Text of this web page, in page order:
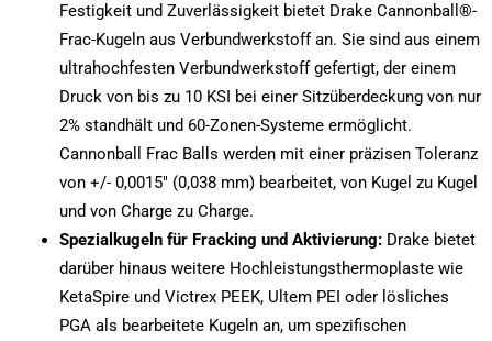
Festigkeit und Zuverlässigkeit bietet Drake Cannonball®-
Frac-Kugeln aus Verbundwerkstoff an. Sie sind aus einem
ultrahochfesten Verbundwerkstoff gefertigt, der einem
Druck von bis zu 10 KSI bei einer Sitzüberdeckung von nur
2% standhält und 60-Zonen-Systeme ermöglicht.
Cannonball Frac Balls werden mit einer präzisen Toleranz
von +/- 0,0015″ (0,038 mm) bearbeitet, von Kugel zu Kugel
und von Charge zu Charge.
Spezialkugeln für Fracking und Aktivierung:Drake bietet
darüber hinaus weitere Hochleistungsthermoplaste wie
KetaSpire und Victrex PEEK, Ultem PEI oder lösliches
PGA als bearbeitete Kugeln an, um spezifischen